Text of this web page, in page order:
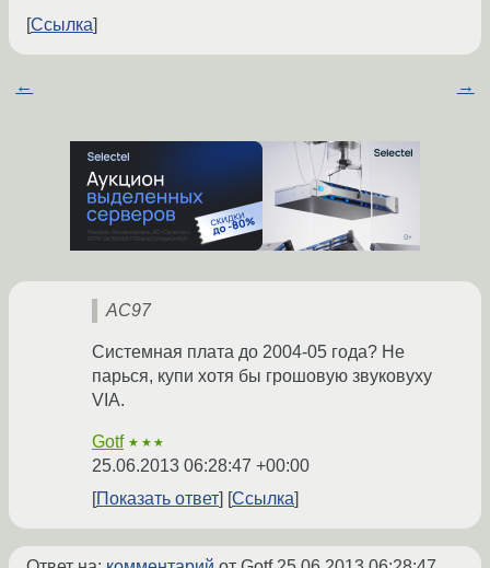
Ссылка
← →
AC97
Системная плата до 2004-05 года? Не
парься, купи хотя бы грошовую звуковуху
VIA.
Gotf ★★★
25.06.2013 06:28:47 +00:00
Показать ответ
Ссылка